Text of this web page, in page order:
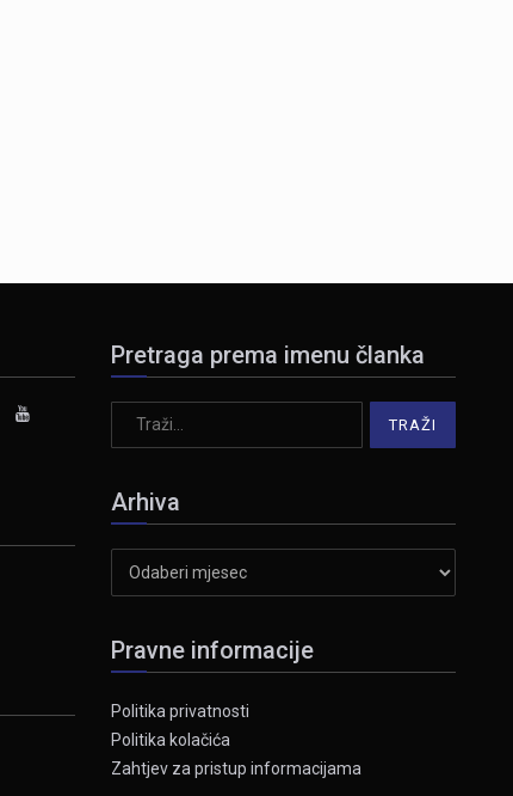
Pretraga prema imenu članka
Arhiva
Pravne informacije
Politika privatnosti
Politika kolačića
Zahtjev za pristup informacijama